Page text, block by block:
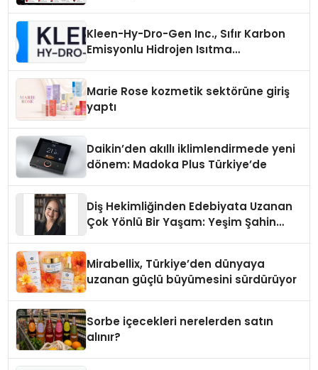
Kleen-Hy-Dro-Gen Inc., Sıfır Karbon
Emisyonlu Hidrojen Isıtma
Marie Rose kozmetik sektörüne giriş
yaptı
Daikin’den akıllı iklimlendirmede yeni
dönem: Madoka Plus Türkiye’de
Diş Hekimliğinden Edebiyata Uzanan
Çok Yönlü Bir Yaşam: Yeşim Şahin
Mirabellix, Türkiye’den dünyaya
uzanan güçlü büyümesini sürdürüyor
Sorbe içecekleri nerelerden satın
alınır?